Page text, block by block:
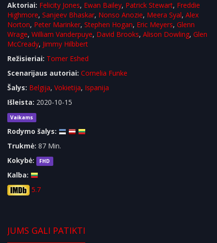
Aktoriai: Felicity Jones, Ewan Bailey, Patrick Stewart, Freddie
Highmore, Sanjeev Bhaskar, Nonso Anozie, Meera Syal, Alex
Norton, Peter Marinker, Stephen Hogan, Eric Meyers, Glenn
Wrage, William Vanderpuye, David Brooks, Alison Dowling, Glen
McCready, Jimmy Hilbbert
Režisieriai: Tomer Eshed
Scenarijaus autoriai: Cornelia Funke
Šalys: Belgija, Vokietija, Ispanija
Išleista: 2020-10-15
Vaikams
Rodymo šalys:
Trukmė: 87 Min.
Kokybė:
FHD
Kalba:
5.7
JUMS GALI PATIKTI